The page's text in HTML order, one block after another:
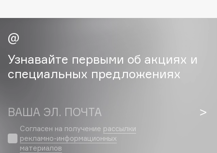
Consly
CosRX
Cottolina
Curaprox
Узнавайте первыми об акциях и
специальных предложениях
ВАША ЭЛ. ПОЧТА
Согласен на получение рассылки
рекламно-информационных
материалов